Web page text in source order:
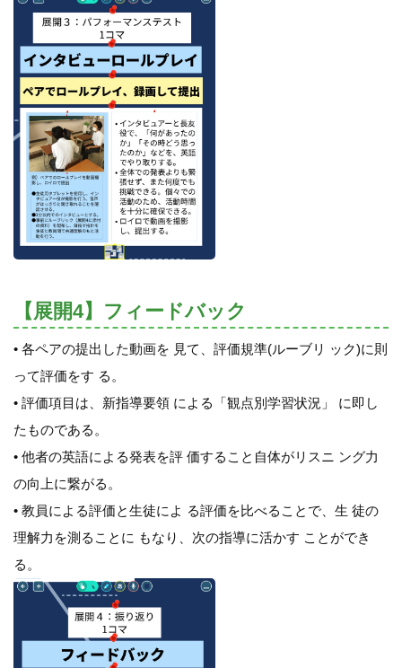
【展開4】フィードバック
• 各ペアの提出した動画を 見て、評価規準(ルーブリ ック)に則
って評価をす る。
• 評価項目は、新指導要領 による「観点別学習状況」 に即し
たものである。
• 他者の英語による発表を評 価すること自体がリスニ ング力
の向上に繋がる。
• 教員による評価と生徒によ る評価を比べることで、生 徒の
理解力を測ることに もなり、次の指導に活かす ことができ
る。